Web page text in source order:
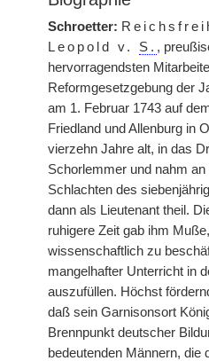
Schroetter:
Leopold v. S. ,
hervorragendsten
Reformgesetzgebung der
am 1. Februar 1743 auf
Friedland und Allenburg in
vierzehn Jahre alt, in das
Schorlemmer und nahm
Schlachten des
dann als Lieutenant theil.
ruhigere Zeit gab ihm
wissenschaftlich zu
mangelhafter Unterricht in
auszufüllen. Höchst
daß sein Garnisonsort
Brennpunkt deutscher
bedeutenden Männern, die